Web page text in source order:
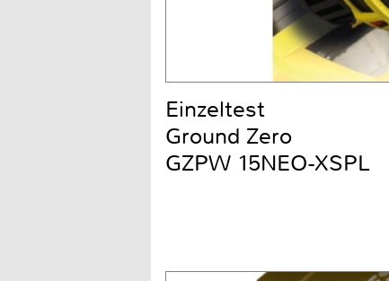
Einzeltest
Ground Zero
GZPW 15NEO-XSPL